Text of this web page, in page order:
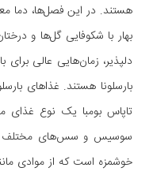
هستند. در این فصل‌ها، دما
بهار با شکوفایی گل‌ها و
دلپذیر، زمان‌هایی عالی برای
بارسلونا هستند. غذاهای
تاپاس بومبا یک نوع غذای
سوسیس و سس‌های مختلف
خوشمزه است که از موادی